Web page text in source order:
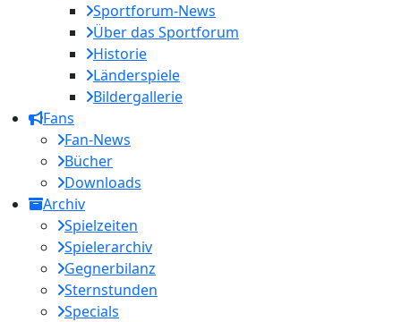
Sportforum-News
Über das Sportforum
Historie
Länderspiele
Bildergallerie
Fans
Fan-News
Bücher
Downloads
Archiv
Spielzeiten
Spielerarchiv
Gegnerbilanz
Sternstunden
Specials